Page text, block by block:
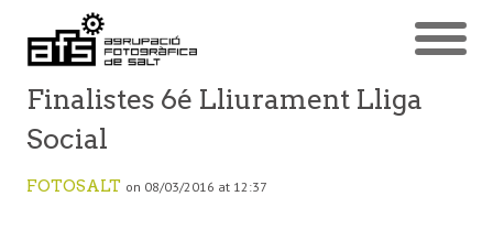
Finalistes 6é Lliurament Lliga
Social
FOTOSALT on 08/03/2016 at 12:37